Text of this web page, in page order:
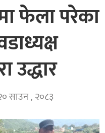
फेला परेका
उद्धार
साउन , २०८३